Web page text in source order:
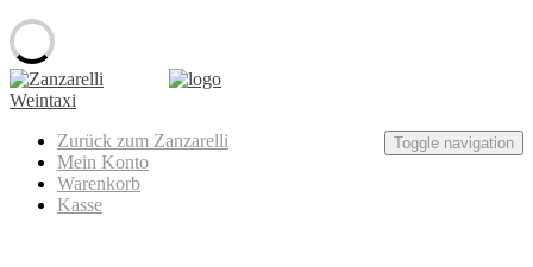
Skip
to
Weintaxi
Toggle navigation
Zurück zum Zanzarelli
Mein Konto
Warenkorb
Kasse